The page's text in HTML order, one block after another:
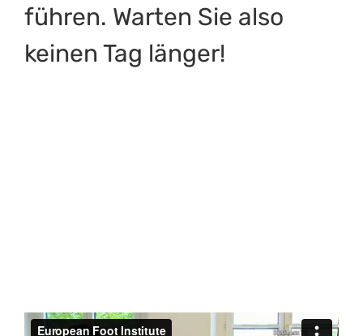
führen. Warten Sie also
keinen Tag länger!